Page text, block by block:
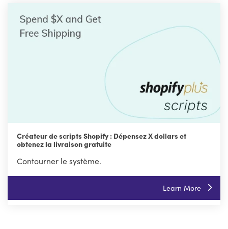
Créateur de scripts Shopify : Dépensez X dollars et
obtenez la livraison gratuite
Contourner le système.
Learn More